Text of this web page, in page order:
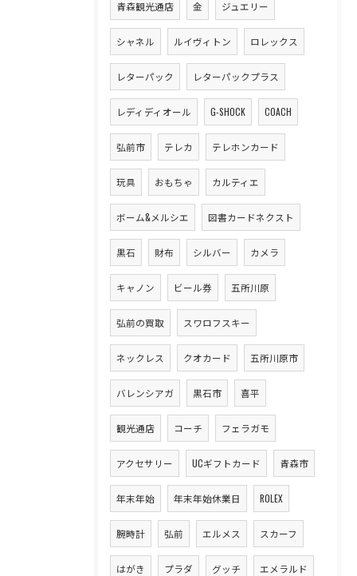
青森観光通店 金 ジュエリー
シャネル ルイヴィトン ロレックス
レターパック レターパックプラス
レディディオール G-SHOCK COACH
弘前市 テレカ テレホンカード
玩具 おもちゃ カルティエ
ボーム&メルシエ 図書カードネクスト
黒石 財布 シルバー カメラ
キャノン ビール券 五所川原
弘前の買取 スワロフスキー
ネックレス クオカード 五所川原市
バレンシアガ 黒石市 喜平
観光通店 コーチ フェラガモ
アクセサリー UCギフトカード 青森市
年末年始 年末年始休業日 ROLEX
腕時計 弘前 エルメス スカーフ
はがき プラダ グッチ エメラルド